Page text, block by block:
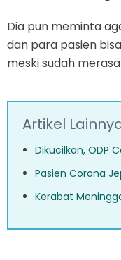
Dia pun meminta
dan para pasien
meski sudah
Artikel
Dikucilkan, ODP
Pasien Corona
Kerabat